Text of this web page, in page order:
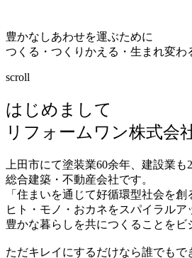
豊かなしあわせを運ぶために
つくる・つくりかえる・生まれ変わ
scroll
はじめまして
リフォームワン株式会
上田市にて塗装業60余年、建設業も
総合建築・不動産会社です。
「住まいを通じて好循環型社会を
ヒト・モノ・おカネをスパイラルア
豊かな暮らしを共につくることをビ
ただキレイにするだけなら誰でも